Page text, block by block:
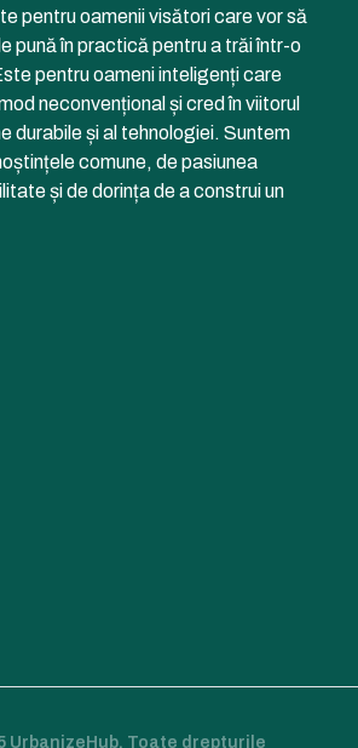
pentru oamenii visători care vor să
pună în practică pentru a trăi într-o
pentru oameni inteligenți care
neconvențional și cred în viitorul
durabile și al tehnologiei. Suntem
comune, de pasiunea
și de dorința de a construi un
UrbanizeHub. Toate drepturile